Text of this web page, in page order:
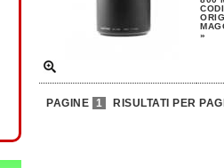
»
PAGINE 1 RISULTATI PER